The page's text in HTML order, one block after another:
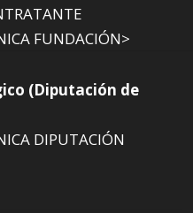
FUNDACIÓN>
(Diputación de
DIPUTACIÓN